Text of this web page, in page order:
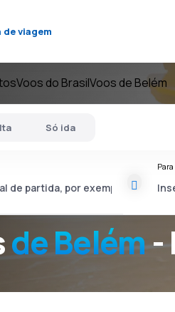
viagem
Voos do BrasilVoos de Belém
de Belém-
Só ida
Para